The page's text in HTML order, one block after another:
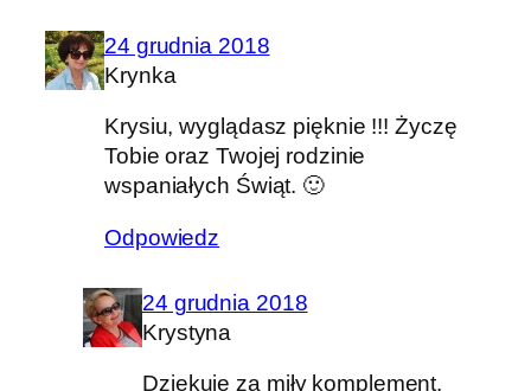
24 grudnia 2018
Krynka
Krysiu, wyglądasz pięknie !!! Życzę
Tobie oraz Twojej rodzinie
wspaniałych Świąt. 🙂
Odpowiedz
24 grudnia 2018
Krystyna
Dziękuję za miły komplement.